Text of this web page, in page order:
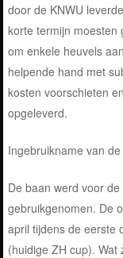
door de KNWU
korte termijn moesten
om enkele heuvels
helpende hand met
kosten voorschieten
opgeleverd.
Ingebruikname van
De baan werd voor
gebruikgenomen. De
april tijdens de eerste
(huidige ZH cup).